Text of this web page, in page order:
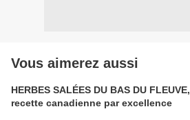
Vous aimerez aussi
HERBES SALÉES DU BAS DU FLEUVE,
recette canadienne par excellence